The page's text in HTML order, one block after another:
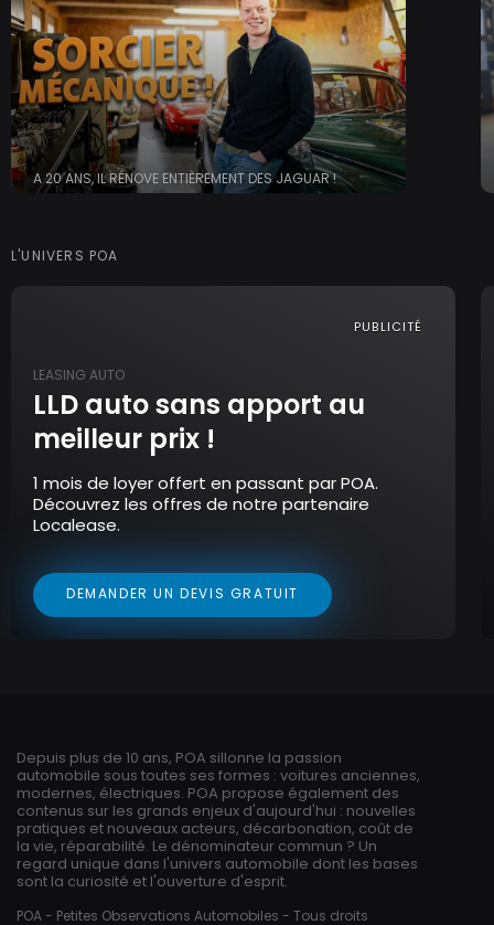
A 20 ANS, IL RÉNOVE ENTIÈREMENT DES JAGUAR !
L'UNIVERS POA
PUBLICITÉ
LEASING AUTO
LLD auto sans apport au
meilleur prix !
1 mois de loyer offert en passant par POA.
Découvrez les offres de notre partenaire
Localease.
DEMANDER UN DEVIS GRATUIT
Depuis plus de 10 ans, POA sillonne la passion
automobile sous toutes ses formes : voitures anciennes,
modernes, électriques. POA propose également des
contenus sur les grands enjeux d'aujourd'hui : nouvelles
pratiques et nouveaux acteurs, décarbonation, coût de
la vie, réparabilité. Le dénominateur commun ? Un
regard unique dans l'univers automobile dont les bases
sont la curiosité et l'ouverture d'esprit.
POA - Petites Observations Automobiles - Tous droits